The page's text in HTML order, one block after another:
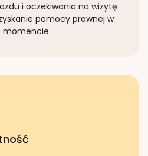
i oczekiwania na wizytę
pomocy prawnej w
momencie.